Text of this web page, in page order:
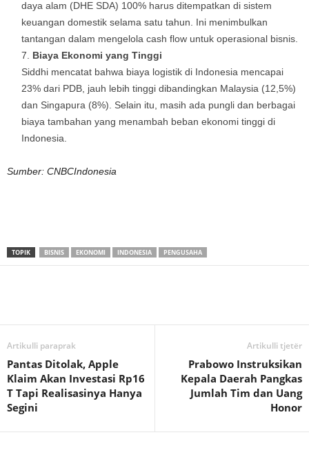
daya alam (DHE SDA) 100% harus ditempatkan di sistem
keuangan domestik selama satu tahun. Ini menimbulkan
tantangan dalam mengelola cash flow untuk operasional bisnis.
Biaya Ekonomi yang Tinggi
Siddhi mencatat bahwa biaya logistik di Indonesia mencapai
23% dari PDB, jauh lebih tinggi dibandingkan Malaysia (12,5%)
dan Singapura (8%). Selain itu, masih ada pungli dan berbagai
biaya tambahan yang menambah beban ekonomi tinggi di
Indonesia.
Sumber: CNBCIndonesia
TOPIK BISNIS EKONOMI INDONESIA PENGUSAHA
Artikulli paraprak
Pantas Ditolak, Apple
Klaim Akan Investasi Rp16
T Tapi Realisasinya Hanya
Segini
Artikulli tjetër
Prabowo Instruksikan
Kepala Daerah Pangkas
Jumlah Tim dan Uang
Honor